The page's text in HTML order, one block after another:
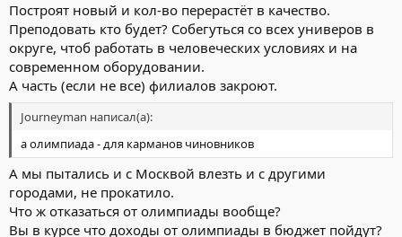
Построят новый и кол-во перерастёт в качество.
Преподовать кто будет? Собегуться со всех универов в
округе, чтоб работать в человеческих условиях и на
современном оборудовании.
А часть (если не все) филиалов закроют.
Journeyman написал(а):
а олимпиада - для карманов чиновников
А мы пытались и с Москвой влезть и с другими
городами, не прокатило.
Что ж отказаться от олимпиады вообще?
Вы в курсе что доходы от олимпиады в бюджет пойдут?